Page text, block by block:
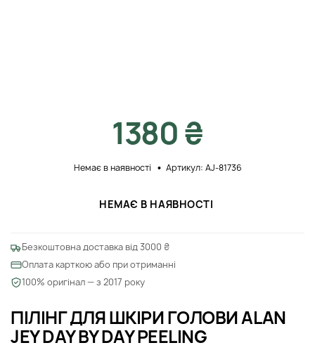
ПІЛІНГ ДЛЯ ШКІРИ ГОЛОВИ ALAN
JEY DAY BY DAY PEELING
1380 ₴
Немає в наявності Артикул: AJ-81736
НЕМАЄ В НАЯВНОСТІ
Безкоштовна доставка від 3000 ₴
Оплата карткою або при отриманні
100% оригінал — з 2017 року